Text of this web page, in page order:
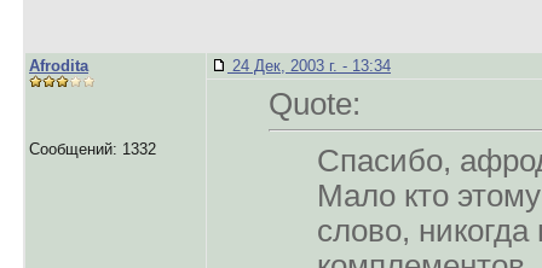
Afrodita
Сообщений: 1332
24 Дек, 2003 г. - 13:34
Quote:
Спасибо,
Мало кто
слово,